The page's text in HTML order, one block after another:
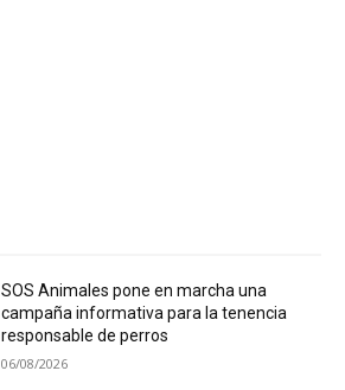
SOS Animales pone en marcha una
campaña informativa para la tenencia
responsable de perros
06/08/2026